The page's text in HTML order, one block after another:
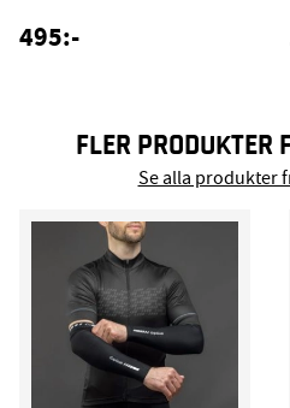
495:-
FLER PRODUKTER
Se alla produkter